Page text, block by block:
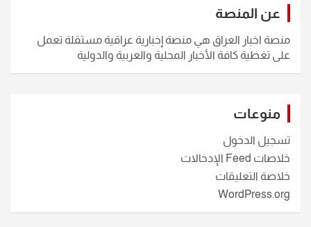
عن المنصة
منصة اخبار العراق هي منصة إخبارية عراقية مستقلة تعمل
على تغطية كافة الأخبار المحلية والعربية والدولية
منوعات
تسجيل الدخول
خلاصات Feed الإدخالات
خلاصة التعليقات
WordPress.org